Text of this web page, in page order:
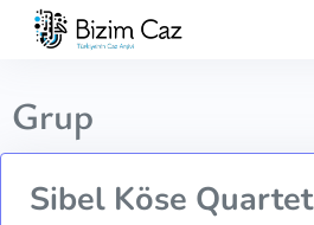
Grup
Sibel Köse Quartet